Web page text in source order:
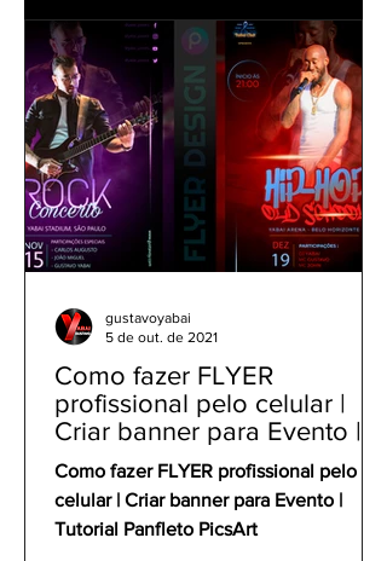
Como fazer FLYER
profissional pelo celular |
Criar banner para Evento |
Tutorial Panfleto PicsArt
Como fazer FLYER profissional pelo
celular | Criar banner para Evento |
Tutorial Panfleto PicsArt
gustavoyabai
5 de out. de 2021